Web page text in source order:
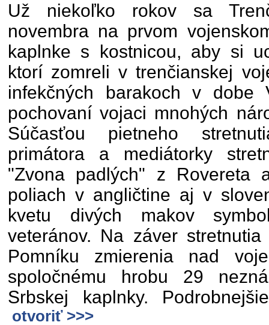
Už niekoľko rokov sa
novembra na prvom
kaplnke s kostnicou, aby si
ktorí zomreli v trenčianskej
infekčných barakoch v dobe
pochovaní vojaci mnohých
Súčasťou pietneho
primátora a mediátorky
"Zvona padlých" z Rovereta
poliach v angličtine aj v
kvetu divých makov
veteránov. Na záver
Pomníku zmierenia nad
spoločnému hrobu 29
Srbskej kaplnky.
otvoriť >>>